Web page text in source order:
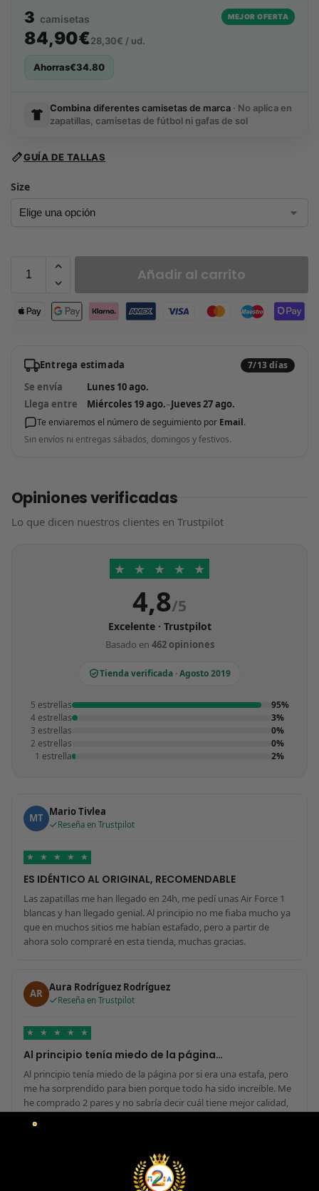
3 camisetas MEJOR OFERTA
84,90€28,30€ / ud.
Ahorras€34.80
Combina diferentes camisetas de marca · No aplica en
zapatillas, camisetas de fútbol ni gafas de sol
GUÍA DE TALLAS
Size
Añadir al carrito
Entrega estimada 7/13 días
Se envía
Lunes 10 ago.
Llega entre
Miércoles 19 ago.–Jueves 27 ago.
Te enviaremos el número de seguimiento por Email.
Sin envíos ni entregas sábados, domingos y festivos.
Opiniones verificadas
Lo que dicen nuestros clientes en Trustpilot
★ ★ ★ ★ ★
4,8/5
Excelente · Trustpilot
Basado en 462 opiniones
Tienda verificada · Agosto 2019
5 estrellas
95%
4 estrellas
3%
3 estrellas
0%
2 estrellas
0%
1 estrella
2%
MT Mario Tivlea
Reseña en Trustpilot
★ ★ ★ ★ ★
ES IDÉNTICO AL ORIGINAL, RECOMENDABLE
Las zapatillas me han llegado en 24h, me pedí unas Air Force 1
blancas y han llegado genial. Al principio no me fiaba mucho ya
que en muchos sitios me habían estafado, pero a partir de
ahora solo compraré en esta tienda, muchas gracias.
AR Aura Rodríguez Rodríguez
Reseña en Trustpilot
★ ★ ★ ★ ★
Al principio tenía miedo de la página…
Al principio tenía miedo de la página por si era una estafa, pero
me ha sorprendido para bien porque todo ha sido increíble. Me
he comprado 2 pares y no sabría decir cuál tiene mejor calidad,